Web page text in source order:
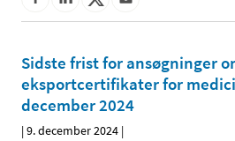
Sidste frist for ansøgninger
eksportcertifikater for
december 2024
|9. december 2024 |